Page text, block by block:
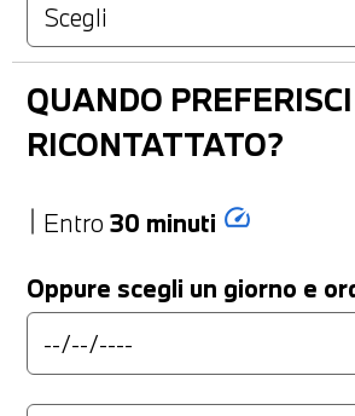
QUANDO
RICONTATTATO?
Entro 30 minuti speed
Oppure scegli un giorno e